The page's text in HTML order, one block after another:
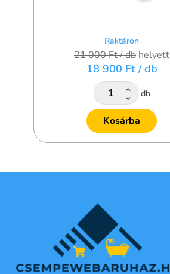
Raktáron
21 000 Ft/ db helyett
18 900 Ft / db
db
Kosárba